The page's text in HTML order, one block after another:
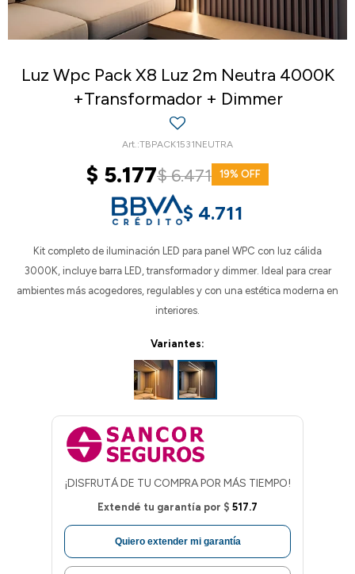
Luz Wpc Pack X8 Luz 2m Neutra 4000K
+Transformador + Dimmer
TBPACK1531NEUTRA
$ 5.177$6.471 19
$ 4.711
Kit completo de iluminación LED para panel WPC con luz cálida
3000K, incluye barra LED, transformador y dimmer. Ideal para crear
ambientes más acogedores, regulables y con una estética moderna en
interiores.
Variantes:
¡DISFRUTÁ DE TU COMPRA POR MÁS TIEMPO!
Extendé tu garantía por $ 517.7
Quiero extender mi garantía